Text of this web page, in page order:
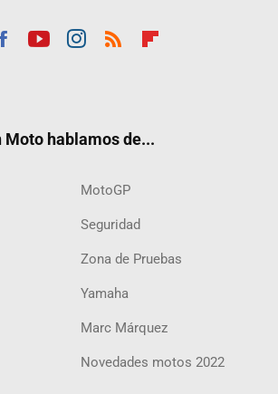
Moto hablamos de...
MotoGP
Seguridad
Zona de Pruebas
Yamaha
Marc Márquez
Novedades motos 2022